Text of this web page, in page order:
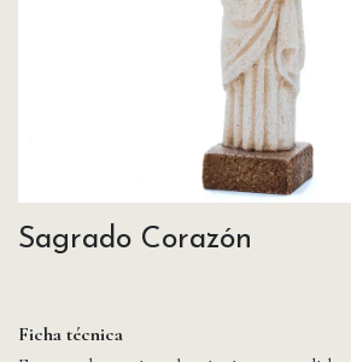
Sagrado Corazón
Ficha técnica